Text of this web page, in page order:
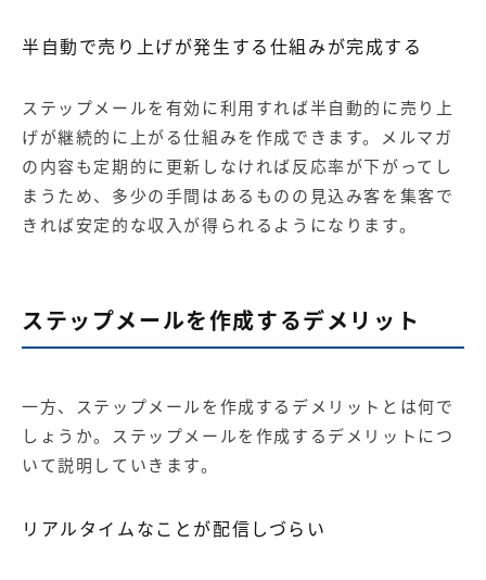
半自動で売り上げが発生する仕組みが完成する
ステップメールを有効に利用すれば半自動的に売り上
げが継続的に上がる仕組みを作成できます。メルマガ
の内容も定期的に更新しなければ反応率が下がってし
まうため、多少の手間はあるものの見込み客を集客で
きれば安定的な収入が得られるようになります。
ステップメールを作成するデメリット
一方、ステップメールを作成するデメリットとは何で
しょうか。ステップメールを作成するデメリットにつ
いて説明していきます。
リアルタイムなことが配信しづらい